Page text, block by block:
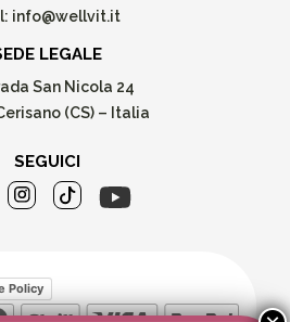
info@wellvit.it
LEGALE
San Nicola 24
(CS) – Italia
SEGUICI
Policy